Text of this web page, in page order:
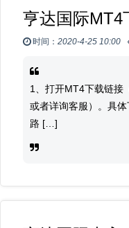
亨达国际MT4
时间： 2020-4-25 10:00
1、打开MT4下载链接
或者详询客服）。具
路 […]